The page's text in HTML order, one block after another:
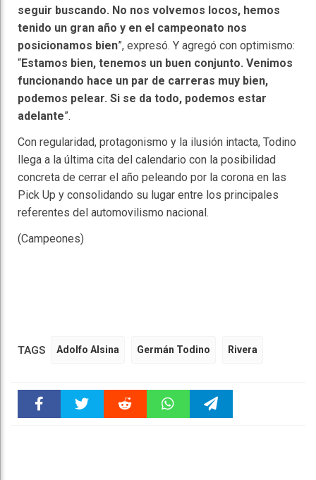
seguir buscando. No nos volvemos locos, hemos
tenido un gran año y en el campeonato nos
posicionamos bien”, expresó. Y agregó con optimismo:
“Estamos bien, tenemos un buen conjunto. Venimos
funcionando hace un par de carreras muy bien,
podemos pelear. Si se da todo, podemos estar
adelante”.
Con regularidad, protagonismo y la ilusión intacta, Todino
llega a la última cita del calendario con la posibilidad
concreta de cerrar el año peleando por la corona en las
Pick Up y consolidando su lugar entre los principales
referentes del automovilismo nacional.
(Campeones)
TAGS Adolfo Alsina Germán Todino Rivera